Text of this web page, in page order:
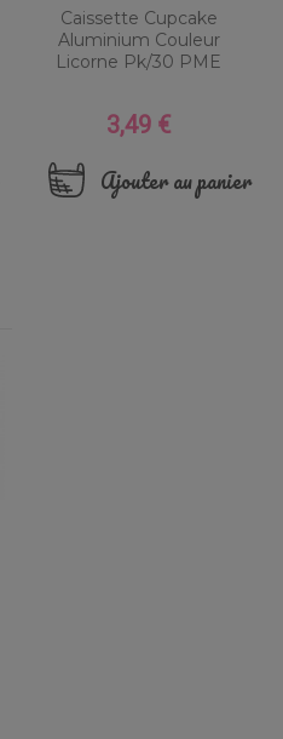
Caissette Cupcake
Aluminium Couleur
Licorne Pk/30 PME
Prix
3,49 €
Ajouter au panier